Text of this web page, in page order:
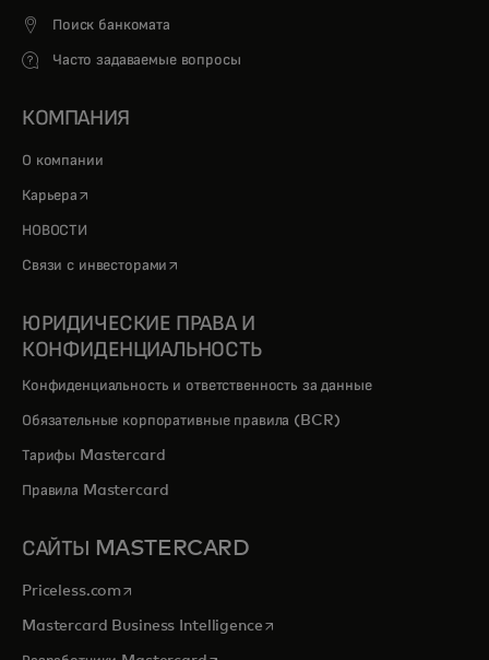
Поиск банкомата
Часто задаваемые вопросы
КОМПАНИЯ
О компании
Карьера opens in a new tab
НОВОСТИ
Связи с инвесторами opens in a new tab
ЮРИДИЧЕСКИЕ ПРАВА И
КОНФИДЕНЦИАЛЬНОСТЬ
Конфиденциальность и ответственность за данные
Обязательные корпоративные правила (BCR)
Тарифы Mastercard
Правила Mastercard
САЙТЫ MASTERCARD
Priceless.com opens in a new tab
Mastercard Business Intelligenceopens in a new tab